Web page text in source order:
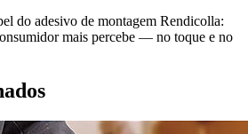
do adesivo de montagem Rendicolla:
mais percebe — no toque e no